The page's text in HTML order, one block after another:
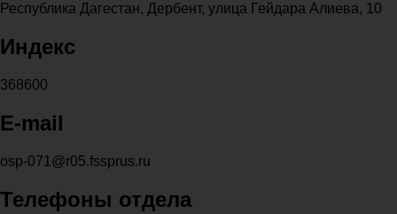
Республика Дагестан, Дербент, улица Гейдара Алиева, 10
Индекс
368600
E-mail
osp-071@r05.fssprus.ru
Телефоны отдела